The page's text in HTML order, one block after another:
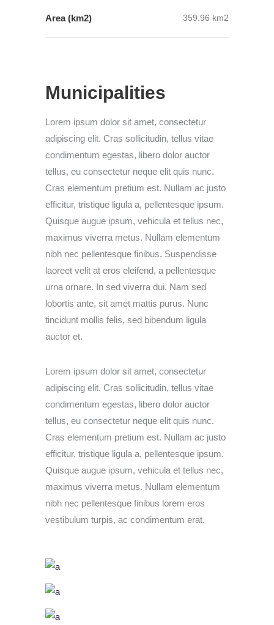
Area (km2) 359.96 km2
Municipalities
Lorem ipsum dolor sit amet, consectetur
adipiscing elit. Cras sollicitudin, tellus vitae
condimentum egestas, libero dolor auctor
tellus, eu consectetur neque elit quis nunc.
Cras elementum pretium est. Nullam ac justo
efficitur, tristique ligula a, pellentesque ipsum.
Quisque augue ipsum, vehicula et tellus nec,
maximus viverra metus. Nullam elementum
nibh nec pellentesque finibus. Suspendisse
laoreet velit at eros eleifend, a pellentesque
urna ornare. In sed viverra dui. Nam sed
lobortis ante, sit amet mattis purus. Nunc
tincidunt mollis felis, sed bibendum ligula
auctor et.
Lorem ipsum dolor sit amet, consectetur
adipiscing elit. Cras sollicitudin, tellus vitae
condimentum egestas, libero dolor auctor
tellus, eu consectetur neque elit quis nunc.
Cras elementum pretium est. Nullam ac justo
efficitur, tristique ligula a, pellentesque ipsum.
Quisque augue ipsum, vehicula et tellus nec,
maximus viverra metus. Nullam elementum
nibh nec pellentesque finibus lorem eros
vestibulum turpis, ac condimentum erat.